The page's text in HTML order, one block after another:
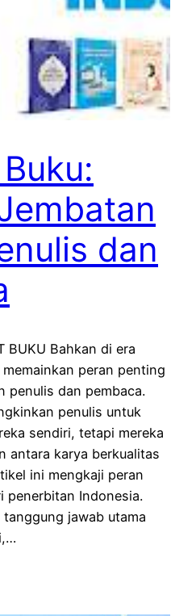
dan
BUKU Bahkan di era
peran penting
penulis dan pembaca.
penulis untuk
sendiri, tetapi mereka
antara karya berkualitas
ini mengkaji peran
penerbitan Indonesia.
jawab utama